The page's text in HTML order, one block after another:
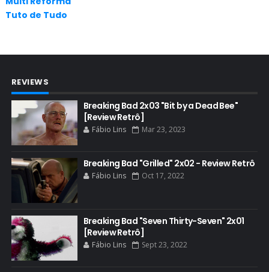
AUDIÊNCIA
BAND
BASTIDORES
BATTLE CREEK
BETSY BRANDT
BETTER CALL SAUL
BLOOPERS
BLU-RAY
BOB ODENKIRK
BOB ODENKIRK CINEMA
BOB ODENKIRK TV
Tuto de Tudo
REVIEWS
Breaking Bad 2x03 "Bit by a Dead Bee"
[Review Retrô]
Fábio Lins Mar 23, 2023
Breaking Bad "Grilled" 2x02 - Review Retrô
Fábio Lins Oct 17, 2022
Breaking Bad "Seven Thirty-Seven" 2x01
[Review Retrô]
Fábio Lins Sept 23, 2022